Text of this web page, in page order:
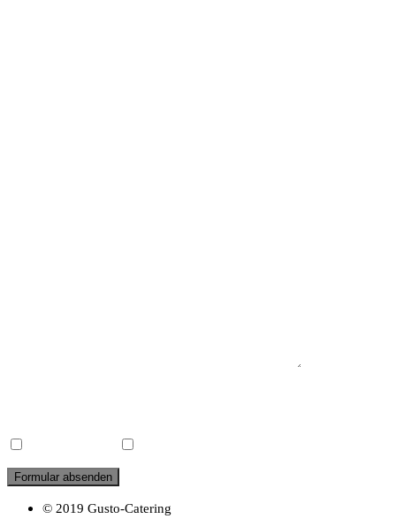
© 2019 Gusto-Catering